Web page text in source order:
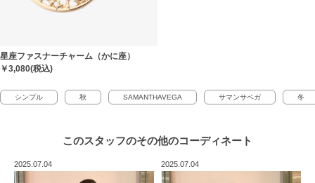
星座ファスナーチャーム（かに座）
￥3,080(税込)
シンプル 秋 SAMANTHAVEGA サマンサベガ 冬
このスタッフのその他のコーディネート
2025.07.04 2025.07.04